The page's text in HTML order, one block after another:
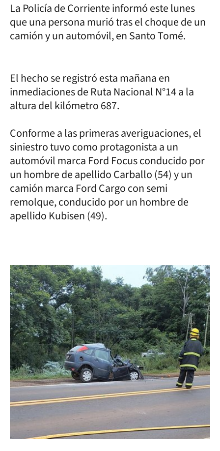
La Policía de Corriente informó este lunes
que una persona murió tras el choque de un
camión y un automóvil, en Santo Tomé.
El hecho se registró esta mañana en
inmediaciones de Ruta Nacional N°14 a la
altura del kilómetro 687.
Conforme a las primeras averiguaciones, el
siniestro tuvo como protagonista a un
automóvil marca Ford Focus conducido por
un hombre de apellido Carballo (54) y un
camión marca Ford Cargo con semi
remolque, conducido por un hombre de
apellido Kubisen (49).